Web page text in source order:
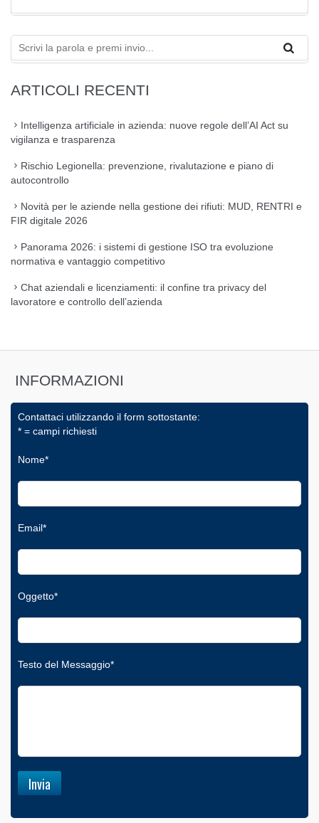
ARTICOLI RECENTI
Intelligenza artificiale in azienda: nuove regole dell’AI Act su
vigilanza e trasparenza
Rischio Legionella: prevenzione, rivalutazione e piano di
autocontrollo
Novità per le aziende nella gestione dei rifiuti: MUD, RENTRI e
FIR digitale 2026
Panorama 2026: i sistemi di gestione ISO tra evoluzione
normativa e vantaggio competitivo
Chat aziendali e licenziamenti: il confine tra privacy del
lavoratore e controllo dell’azienda
INFORMAZIONI
Contattaci utilizzando il form sottostante:
* = campi richiesti
Nome*
Email*
Oggetto*
Testo del Messaggio*